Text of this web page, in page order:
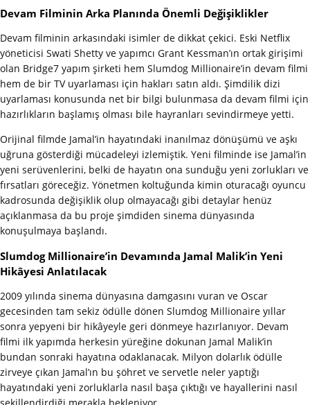
Devam Filminin Arka Planında Önemli Değişiklikler
Devam filminin arkasındaki isimler de dikkat çekici. Eski Netflix
yöneticisi Swati Shetty ve yapımcı Grant Kessman’ın ortak girişimi
olan Bridge7 yapım şirketi hem Slumdog Millionaire’in devam filmi
hem de bir TV uyarlaması için hakları satın aldı. Şimdilik dizi
uyarlaması konusunda net bir bilgi bulunmasa da devam filmi için
hazırlıkların başlamış olması bile hayranları sevindirmeye yetti.
Orijinal filmde Jamal’in hayatındaki inanılmaz dönüşümü ve aşkı
uğruna gösterdiği mücadeleyi izlemiştik. Yeni filminde ise Jamal’in
yeni serüvenlerini, belki de hayatın ona sunduğu yeni zorlukları ve
fırsatları göreceğiz. Yönetmen koltuğunda kimin oturacağı oyuncu
kadrosunda değişiklik olup olmayacağı gibi detaylar henüz
açıklanmasa da bu proje şimdiden sinema dünyasında
konuşulmaya başlandı.
Slumdog Millionaire’in Devamında Jamal Malik’in Yeni
Hikâyesi Anlatılacak
2009 yılında sinema dünyasına damgasını vuran ve Oscar
gecesinden tam sekiz ödülle dönen Slumdog Millionaire yıllar
sonra yepyeni bir hikâyeyle geri dönmeye hazırlanıyor. Devam
filmi ilk yapımda herkesin yüreğine dokunan Jamal Malik’in
bundan sonraki hayatına odaklanacak. Milyon dolarlık ödülle
zirveye çıkan Jamal’ın bu şöhret ve servetle neler yaptığı
hayatındaki yeni zorluklarla nasıl başa çıktığı ve hayallerini nasıl